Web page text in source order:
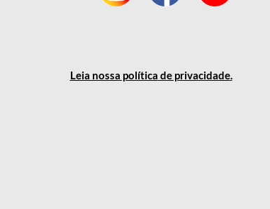
Leia nossa política de privacidade.